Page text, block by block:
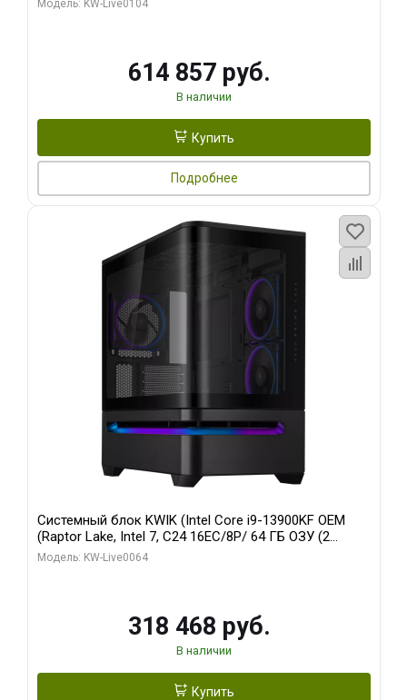
Модель: KW-Live0104
614 857 руб.
В наличии
Купить
Подробнее
Системный блок KWIK (Intel Core i9-13900KF OEM
(Raptor Lake, Intel 7, C24 16EC/8P/ 64 ГБ ОЗУ (2
модуля)/ ASUS RTX5080 PROART OC 16GB GDDR7
Модель: KW-Live0064
318 468 руб.
В наличии
Купить